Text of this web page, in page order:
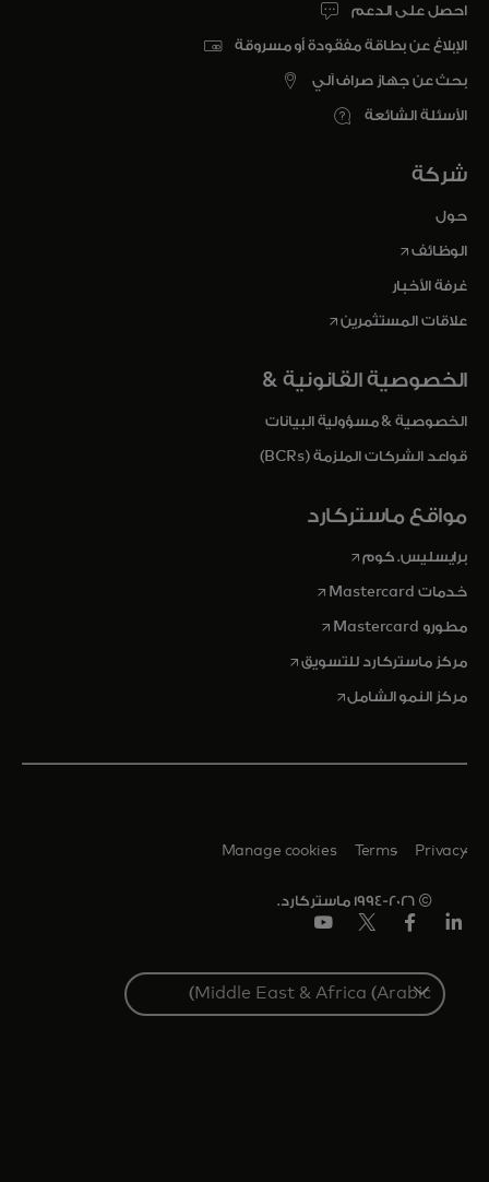
احصل على الدعم
الإبلاغ عن بطاقة مفقودة أو مسروقة
بحث عن جهاز صراف آلي
الأسئلة الشائعة
شركة
حول
الوظائفopens in a new tab
غرفة الأخبار
علاقات المستثمرينopens in a new tab
الخصوصية القانونية &
الخصوصية & مسؤولية البيانات
قواعد الشركات الملزمة (BCRs)
مواقع ماستركارد
برايسليس. كومopens in a new tab
خدمات Mastercard opens in a new tab
مطورو Mastercard opens in a new tab
مركز ماستركارد للتسويقopens in a new tab
مركز النمو الشاملopens in a new tab
© 1994-2026 ماستركارد.
Privacy
Terms
Manage cookies
Select
a
country